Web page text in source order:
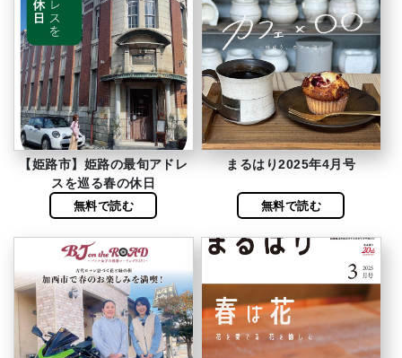
【姫路市】姫路の最旬アドレ
スを巡る春の休日
無料で読む
まるはり2025年4月号
無料で読む